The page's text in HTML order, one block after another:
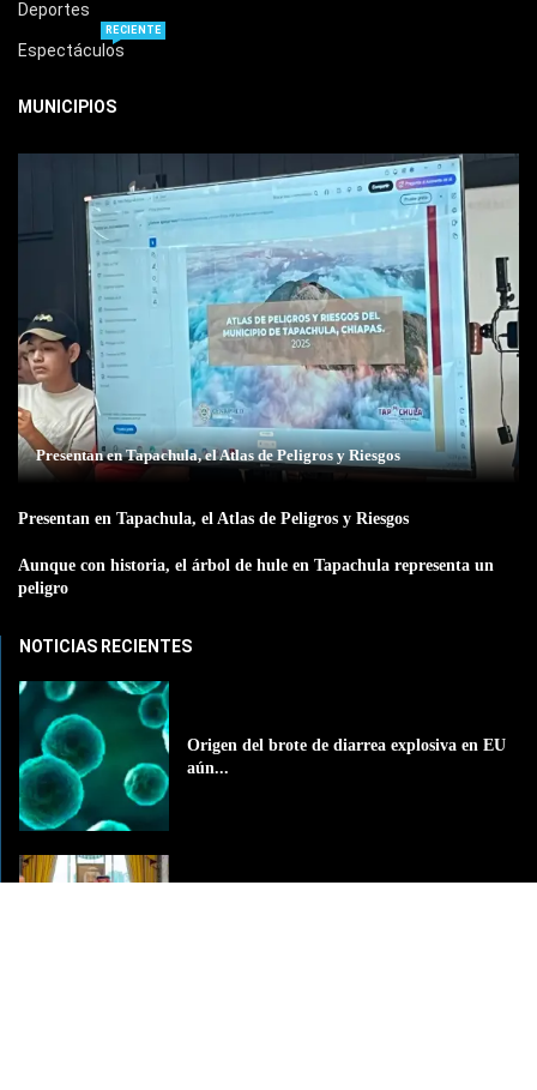
Deportes
Espectáculos
RECIENTE
MUNICIPIOS
Presentan en Tapachula, el Atlas de Peligros y Riesgos
Presentan en Tapachula, el Atlas de Peligros y Riesgos
Aunque con historia, el árbol de hule en Tapachula representa un
peligro
NOTICIAS RECIENTES
Origen del brote de diarrea explosiva en EU
aún...